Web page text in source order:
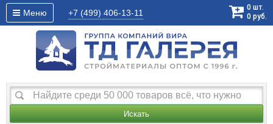
Меню +7 (499) 406-13-11
0 шт.
0 руб.
Искать